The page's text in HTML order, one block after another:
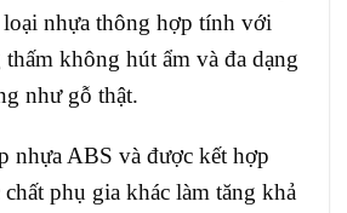
nhựa thông hợp tính với
không hút ẩm và đa dạng
như gỗ thật.
nhựa ABS và được kết hợp
phụ gia khác làm tăng khả